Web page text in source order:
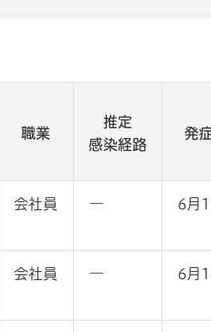
職業
推定
感染経路
発
会社員 ― 6月
会社員 ― 6月